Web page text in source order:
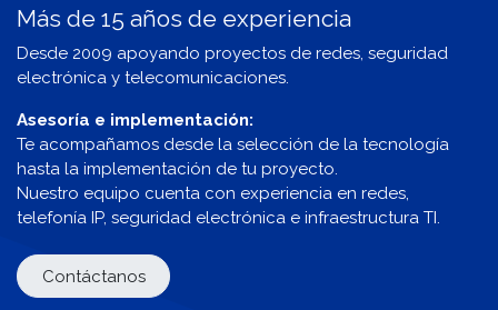
Más de 15 años de experiencia
Desde 2009 apoyando proyectos de redes, seguridad
electrónica y telecomunicaciones.
Asesoría e implementación:
Te acompañamos desde la selección de la tecnología
hasta la implementación de tu proyecto.
Nuestro equipo cuenta con experiencia en redes,
telefonía IP, seguridad electrónica e infraestructura TI.
Contáctanos